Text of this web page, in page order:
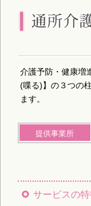
介護予防・健康増
(喋る)】の３つの
ます。
提供事業所
サービスの特